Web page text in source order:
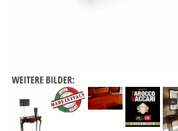
WEITERE BILDER: